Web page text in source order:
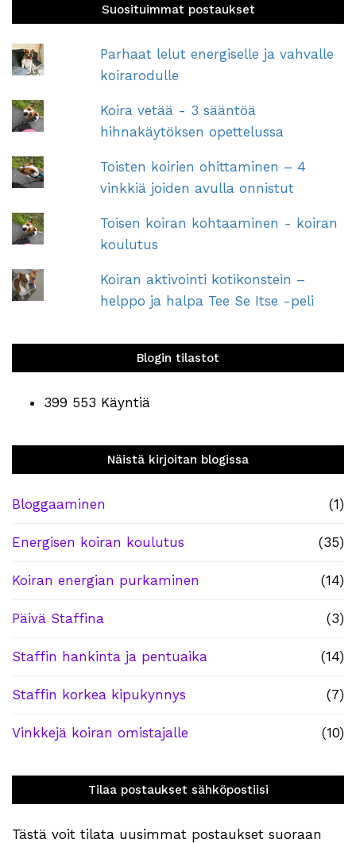
Suosituimmat postaukset
Parhaat lelut energiselle ja vahvalle
koirarodulle
Koira vetää - 3 sääntöä
hihnakäytöksen opettelussa
Toisten koirien ohittaminen – 4
vinkkiä joiden avulla onnistut
Toisen koiran kohtaaminen - koiran
koulutus
Koiran aktivointi kotikonstein –
helppo ja halpa Tee Se Itse -peli
Blogin tilastot
399 553 Käyntiä
Näistä kirjoitan blogissa
Bloggaaminen (1)
Energisen koiran koulutus (35)
Koiran energian purkaminen (14)
Päivä Staffina (3)
Staffin hankinta ja pentuaika (14)
Staffin korkea kipukynnys (7)
Vinkkejä koiran omistajalle (10)
Tilaa postaukset sähköpostiisi
Tästä voit tilata uusimmat postaukset suoraan